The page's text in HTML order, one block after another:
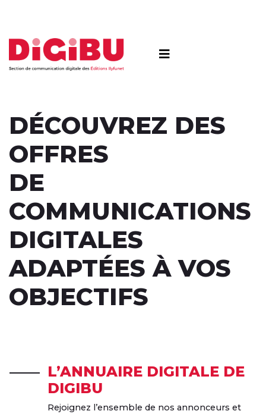
DÉCOUVREZ DES
OFFRES
DE
COMMUNICATIONS
DIGITALES
ADAPTÉES À VOS
OBJECTIFS
L’ANNUAIRE DIGITALE DE
DIGIBU
Rejoignez l’ensemble de nos annonceurs et